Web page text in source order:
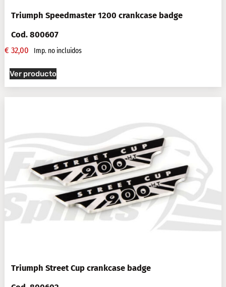
Triumph Speedmaster 1200 crankcase badge
Cod. 800607
€ 32,00 Imp. no incluidos
Ver producto
Triumph Street Cup crankcase badge